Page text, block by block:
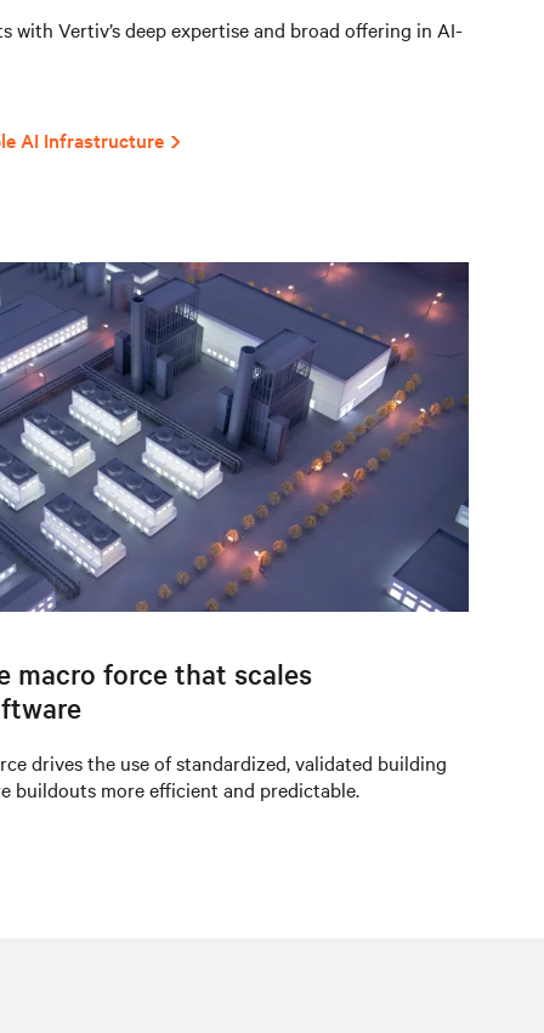
with Vertiv’s deep expertise and broad offering in AI-
AI Infrastructure
macro force that scales
drives the use of standardized, validated building
buildouts more efficient and predictable.